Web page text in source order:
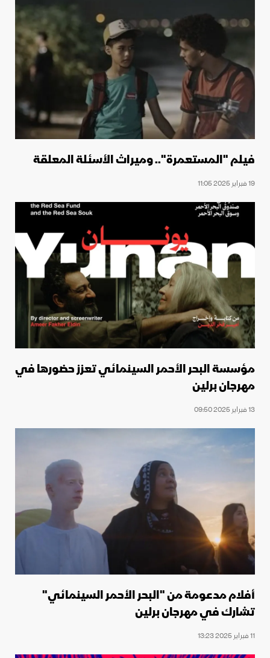
فيلم "المستعمرة".. وميراث الأسئلة المعلقة
19 فبراير 2025 11:05
مؤسسة البحر الأحمر السينمائي تعزز حضورها في
مهرجان برلين
13 فبراير 2025 09:50
أفلام مدعومة من "البحر الأحمر السينمائي"
تشارك في مهرجان برلين
11 فبراير 2025 13:23